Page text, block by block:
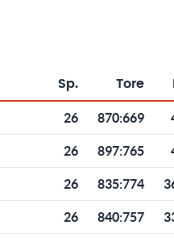
Sp. Tore
26 870:669
26 897:765
26 835:774
26 840:757